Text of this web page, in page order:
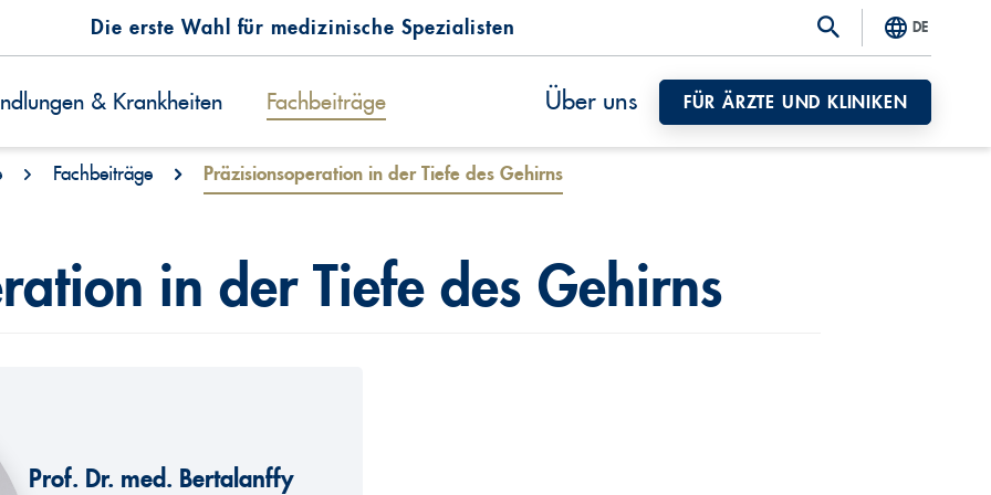
Die erste Wahl für medizinische Spezialisten DE
& Krankheiten Fachbeiträge Über uns FÜR ÄRZTE UND KLINIKEN
Fachbeiträge Präzisionsoperation in der Tiefe des Gehirns
in der Tiefe des Gehirns
Prof. Dr. med. Bertalanffy